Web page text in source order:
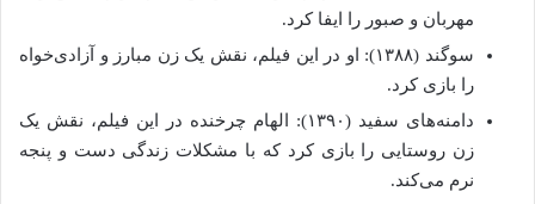
مهربان و صبور را ایفا کرد.
سوگند (۱۳۸۸): او در این فیلم، نقش یک زن مبارز و آزادی‌خواه
را بازی کرد.
دامنه‌های سفید (۱۳۹۰): الهام چرخنده در این فیلم، نقش یک
زن روستایی را بازی کرد که با مشکلات زندگی دست و پنجه
نرم می‌کند.